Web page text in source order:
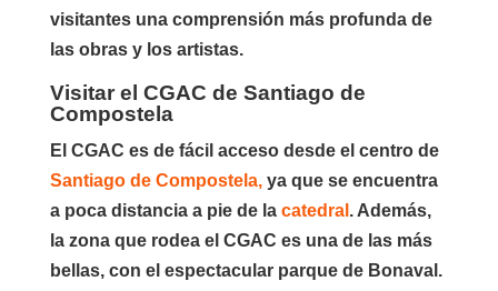
visitantes una comprensión más profunda de
las obras y los artistas.
Visitar el CGAC de Santiago de
Compostela
El CGAC es de fácil acceso desde el centro de
Santiago de Compostela,ya que se encuentra
a poca distancia a pie de la catedral . Además,
la zona que rodea el CGAC es una de las más
bellas, con el espectacular parque de Bonaval.